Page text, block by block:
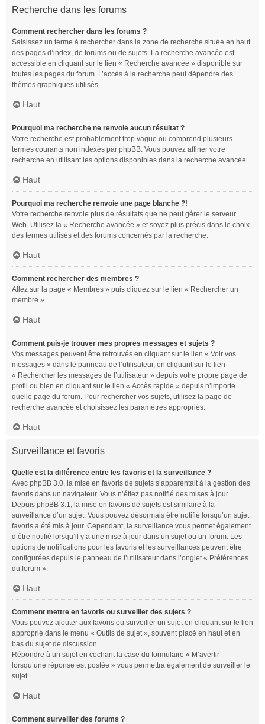
Recherche dans les forums
Comment rechercher dans les forums ?
Saisissez un terme à rechercher dans la zone de recherche située en haut
des pages d’index, de forums ou de sujets. La recherche avancée est
accessible en cliquant sur le lien « Recherche avancée » disponible sur
toutes les pages du forum. L’accès à la recherche peut dépendre des
thèmes graphiques utilisés.
Haut
Pourquoi ma recherche ne renvoie aucun résultat ?
Votre recherche est probablement trop vague ou comprend plusieurs
termes courants non indexés par phpBB. Vous pouvez affiner votre
recherche en utilisant les options disponibles dans la recherche avancée.
Haut
Pourquoi ma recherche renvoie une page blanche ?!
Votre recherche renvoie plus de résultats que ne peut gérer le serveur
Web. Utilisez la « Recherche avancée » et soyez plus précis dans le choix
des termes utilisés et des forums concernés par la recherche.
Haut
Comment rechercher des membres ?
Allez sur la page « Membres » puis cliquez sur le lien « Rechercher un
membre ».
Haut
Comment puis-je trouver mes propres messages et sujets ?
Vos messages peuvent être retrouvés en cliquant sur le lien « Voir vos
messages » dans le panneau de l’utilisateur, en cliquant sur le lien
« Rechercher les messages de l’utilisateur » depuis votre propre page de
profil ou bien en cliquant sur le lien « Accès rapide » depuis n’importe
quelle page du forum. Pour rechercher vos sujets, utilisez la page de
recherche avancée et choisissez les paramètres appropriés.
Haut
Surveillance et favoris
Quelle est la différence entre les favoris et la surveillance ?
Avec phpBB 3.0, la mise en favoris de sujets s’apparentait à la gestion des
favoris dans un navigateur. Vous n’étiez pas notifié des mises à jour.
Depuis phpBB 3.1, la mise en favoris de sujets est similaire à la
surveillance d’un sujet. Vous pouvez désormais être notifié lorsqu’un sujet
favoris a été mis à jour. Cependant, la surveillance vous permet également
d’être notifié lorsqu’il y a une mise à jour dans un sujet ou un forum. Les
options de notifications pour les favoris et les surveillances peuvent être
configurées depuis le panneau de l’utilisateur dans l’onglet « Préférences
du forum ».
Haut
Comment mettre en favoris ou surveiller des sujets ?
Vous pouvez ajouter aux favoris ou surveiller un sujet en cliquant sur le lien
approprié dans le menu « Outils de sujet », souvent placé en haut et en
bas du sujet de discussion.
Répondre à un sujet en cochant la case du formulaire « M’avertir
lorsqu’une réponse est postée » vous permettra également de surveiller le
sujet.
Haut
Comment surveiller des forums ?